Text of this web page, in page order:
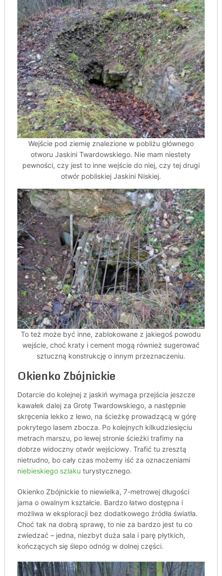
Wejście pod ziemię znalezione w pobliżu głównego
otworu Jaskini Twardowskiego. Nie mam niestety
pewności, czy jest to inne wejście do niej, czy tej drugi
otwór pobliskiej Jaskini Niskiej.
To też może być inne, zablokowane z jakiegoś powodu
wejście, choć kraty i cement mogą również sugerować
sztuczną konstrukcję o innym przeznaczeniu.
Okienko Zbójnickie
Dotarcie do kolejnej z jaskiń wymaga przejścia jeszcze
kawałek dalej za Grotę Twardowskiego, a następnie
skręcenia lekko z lewo, na ścieżkę prowadzącą w górę
pokrytego lasem zbocza. Po kolejnych kilkudziesięciu
metrach marszu, po lewej stronie ścieżki trafimy na
dobrze widoczny otwór wejściowy. Trafić tu zresztą
nietrudno, bo cały czas możemy iść za oznaczeniami
niebieskiego szlaku turystycznego.
Okienko Zbójnickie to niewielka, 7-metrowej długości
jama o owalnym kształcie. Bardzo łatwo dostępna i
możliwa w eksploracji bez dodatkowego źródła światła.
Choć tak na dobrą sprawę, to nie za bardzo jest tu co
zwiedzać – jedna, niezbyt duża sala i parę płytkich,
kończących się ślepo odnóg w dolnej części.